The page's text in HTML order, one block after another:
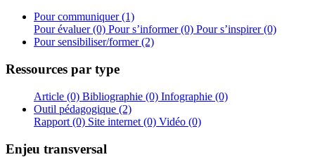
Pour communiquer (1)
Pour évaluer (0) Pour s’informer (0) Pour s’inspirer (0)
Pour sensibiliser/former (2)
Ressources par type
Article (0) Bibliographie (0) Infographie (0)
Outil pédagogique (2)
Rapport (0) Site internet (0) Vidéo (0)
Enjeu transversal